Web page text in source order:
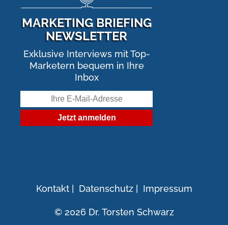
MARKETING BRIEFING
NEWSLETTER
Exklusive Interviews mit Top-
Marketern bequem in Ihre
Inbox
Kontakt | Datenschutz | Impressum
© 2026 Dr. Torsten Schwarz